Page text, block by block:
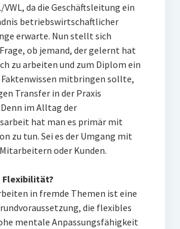
VWL, da die Geschäftsleitung ein
betriebswirtschaftlicher
erwarte. Nun stellt sich
ob jemand, der gelernt hat
zu arbeiten und zum Diplom ein
Faktenwissen mitbringen sollte,
Transfer in der Praxis
im Alltag der
hat man es primär mit
zu tun. Sei es der Umgang mit
oder Kunden.
Flexibilität?
in fremde Themen ist eine
die flexibles
mentale Anpassungsfähigkeit